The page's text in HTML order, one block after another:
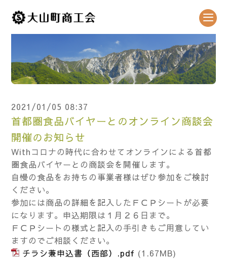
2021/01/05 08:37
首都圏食品バイヤーとのオンライン商談会
開催のお知らせ
Withコロナの時代に合わせてオンラインによる首都
圏食品バイヤーとの商談会を開催します。
自慢の食品をお持ちの事業者様はぜひ参加をご検討
ください。
参加には商品の詳細を記入したＦＣＰシートが必要
になります。申込期限は１月２６日まで。
ＦＣＰシートの様式と記入の手引きもご用意してい
ますのでご相談ください。
チラシ兼申込書（西部）.pdf (1.67MB)